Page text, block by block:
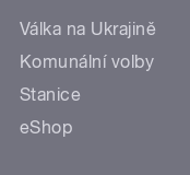
Válka na Ukrajině
Komunální volby
Stanice
eShop